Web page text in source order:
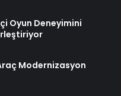
Oyun Deneyimini
Modernizasyon